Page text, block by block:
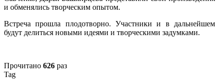
и обменялись творческим опытом.
Встреча прошла плодотворно. Участники и в дальнейшем
будут делиться новыми идеями и творческими задумками.
Прочитано 626 раз
Tag